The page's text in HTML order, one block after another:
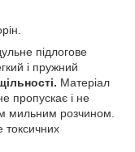
підлогове
і пружний
Матеріал
пропускає і не
мильним розчином.
токсичних